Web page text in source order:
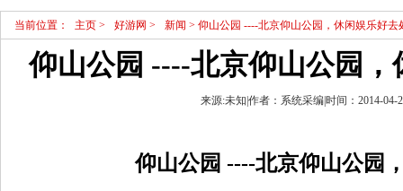
当前位置： 主页 > 好游网 > 新闻 > 仰山公园 ----北京仰山公园，休闲娱乐好去
仰山公园 ----北京仰山公园，
来源:未知|作者：系统采编|时间：2014-04-
仰山公园 ----北京仰山公园